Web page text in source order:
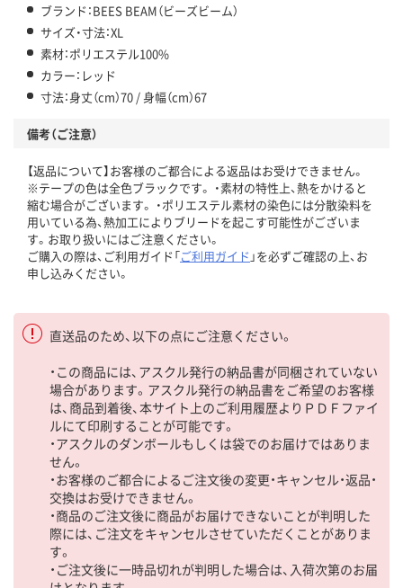
ブランド：BEES BEAM（ビーズビーム）
サイズ・寸法：XL
素材：ポリエステル100%
カラー：レッド
寸法：身丈（cm）70 / 身幅（cm）67
備考（ご注意）
【返品について】お客様のご都合による返品はお受けできません。
※テープの色は全色ブラックです。 ・素材の特性上、熱をかけると
縮む場合がございます。 ・ポリエステル素材の染色には分散染料を
用いている為、熱加工によりブリードを起こす可能性がございま
す。お取り扱いにはご注意ください。
ご購入の際は、ご利用ガイド「ご利用ガイド 」を必ずご確認の上、お
申し込みください。
直送品のため、以下の点にご注意ください。
・この商品には、アスクル発行の納品書が同梱されていない
場合があります。アスクル発行の納品書をご希望のお客様
は、商品到着後、本サイト上のご利用履歴よりＰＤＦファイ
ルにて印刷することが可能です。
・アスクルのダンボールもしくは袋でのお届けではありま
せん。
・お客様のご都合によるご注文後の変更・キャンセル・返品・
交換はお受けできません。
・商品のご注文後に商品がお届けできないことが判明した
際には、ご注文をキャンセルさせていただくことがありま
す。
・ご注文後に一時品切れが判明した場合は、入荷次第のお届